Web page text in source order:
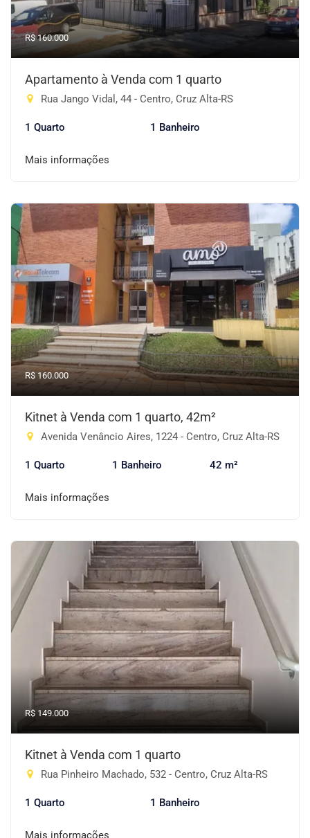
R$ 160.000
Apartamento à Venda com 1 quarto
Rua Jango Vidal, 44 - Centro, Cruz Alta-RS
1 Quarto 1 Banheiro
Mais informações
R$ 160.000
Kitnet à Venda com 1 quarto, 42m²
Avenida Venâncio Aires, 1224 - Centro, Cruz Alta-RS
1 Quarto 1 Banheiro 42 m²
Mais informações
R$ 149.000
Kitnet à Venda com 1 quarto
Rua Pinheiro Machado, 532 - Centro, Cruz Alta-RS
1 Quarto 1 Banheiro
Mais informações